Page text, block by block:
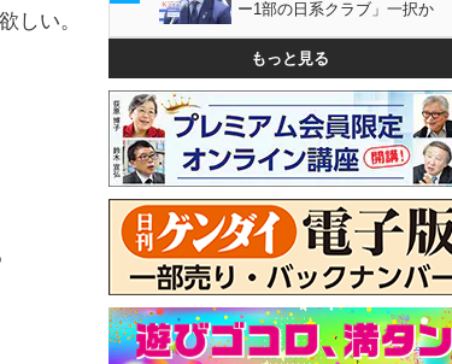
しい。
ー1部の日系クラブ」一択か
もっと見る